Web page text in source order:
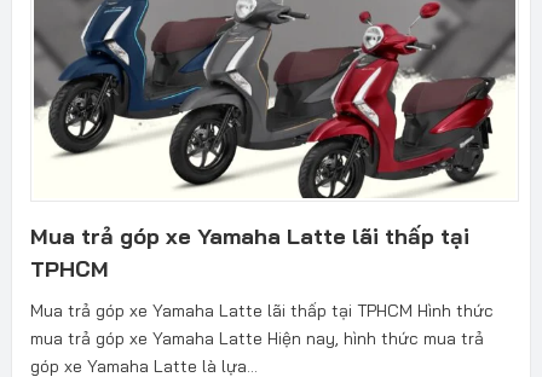
Mua trả góp xe Yamaha Latte lãi thấp tại
TPHCM
Mua trả góp xe Yamaha Latte lãi thấp tại TPHCM Hình thức
mua trả góp xe Yamaha Latte Hiện nay, hình thức mua trả
góp xe Yamaha Latte là lựa...